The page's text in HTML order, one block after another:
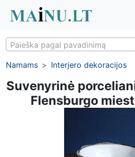
Paieška pagal pavadinimą
Namams Interjero dekoracijos
Suvenyrinė
Flensburgo